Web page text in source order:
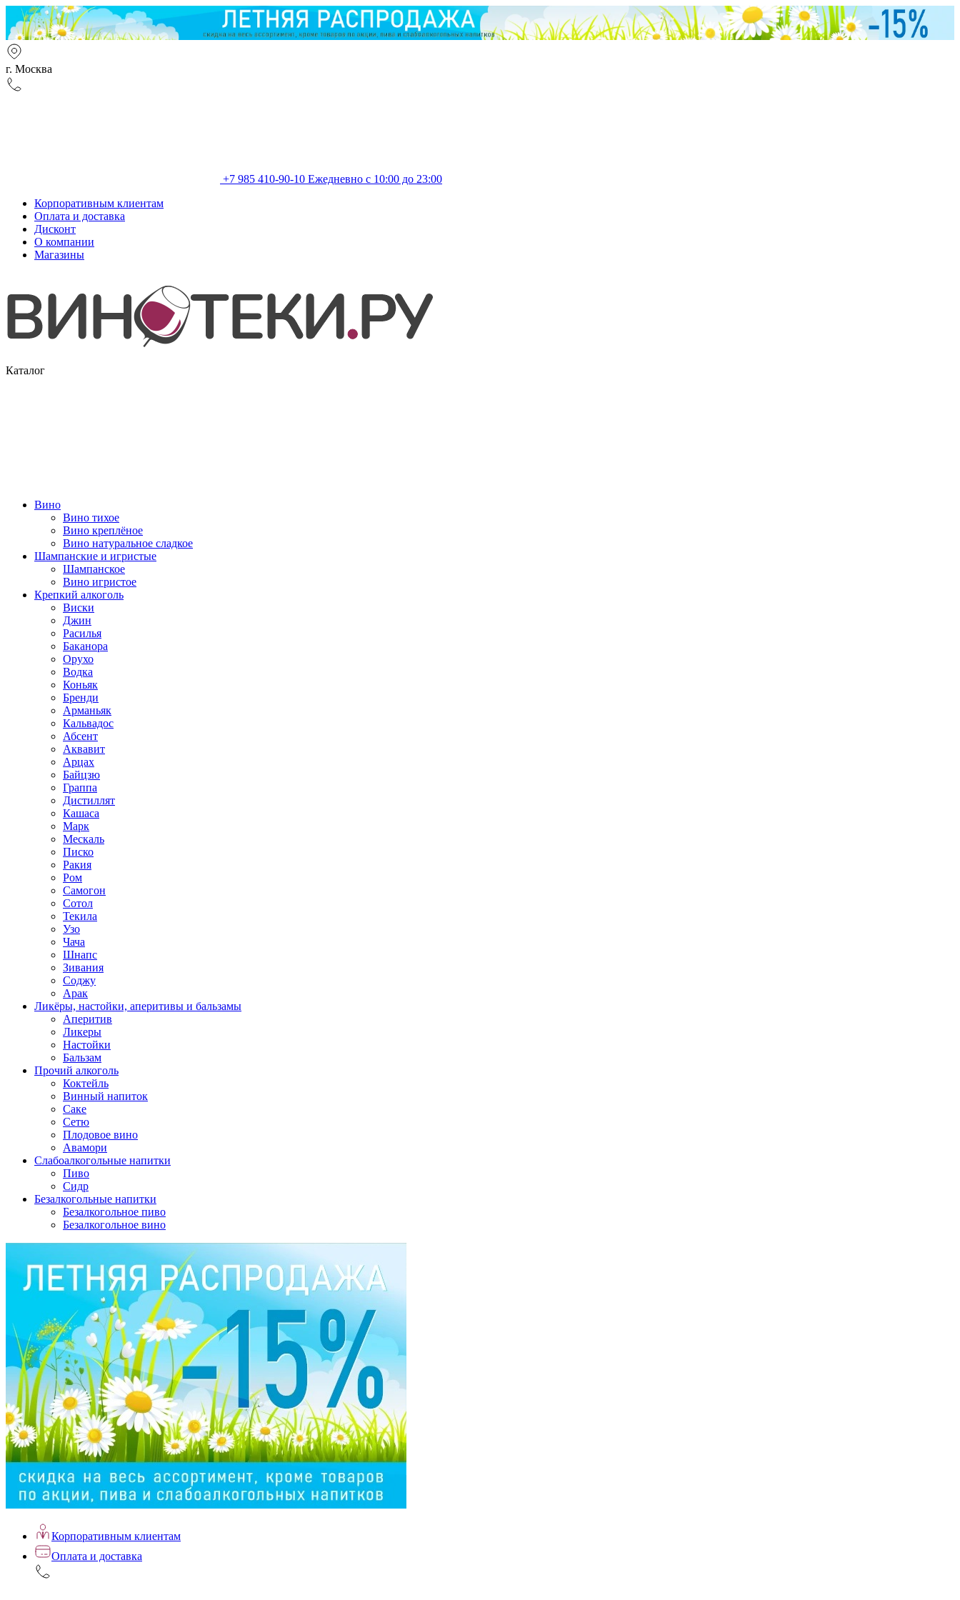
г. Москва
+7 985 410-90-10 Ежедневно с 10:00 до 23:00
Корпоративным клиентам
Оплата и доставка
Дисконт
О компании
Магазины
Каталог
Вино
Вино тихое
Вино креплёное
Вино натуральное сладкое
Шампанские и игристые
Шампанское
Вино игристое
Крепкий алкоголь
Виски
Джин
Расилья
Баканора
Орухо
Водка
Коньяк
Бренди
Арманьяк
Кальвадос
Абсент
Аквавит
Арцах
Байцзю
Граппа
Дистиллят
Кашаса
Марк
Мескаль
Писко
Ракия
Ром
Самогон
Сотол
Текила
Узо
Чача
Шнапс
Зивания
Соджу
Арак
Ликёры, настойки, аперитивы и бальзамы
Аперитив
Ликеры
Настойки
Бальзам
Прочий алкоголь
Коктейль
Винный напиток
Саке
Сетю
Плодовое вино
Авамори
Слабоалкогольные напитки
Пиво
Сидр
Безалкогольные напитки
Безалкогольное пиво
Безалкогольное вино
Корпоративным клиентам
Оплата и доставка